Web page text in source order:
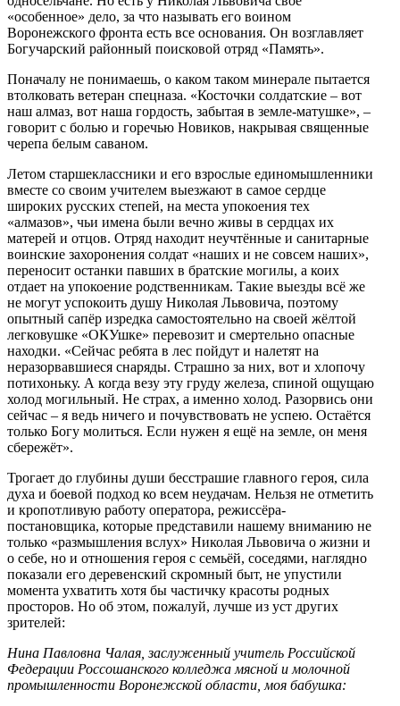
«особенное» дело, за что называть его воином
Воронежского фронта есть все основания. Он возглавляет
Богучарский районный поисковой отряд «Память».
Поначалу не понимаешь, о каком таком минерале пытается
втолковать ветеран спецназа. «Косточки солдатские – вот
наш алмаз, вот наша гордость, забытая в земле-матушке», –
говорит с болью и горечью Новиков, накрывая священные
черепа белым саваном.
Летом старшеклассники и его взрослые единомышленники
вместе со своим учителем выезжают в самое сердце
широких русских степей, на места упокоения тех
«алмазов», чьи имена были вечно живы в сердцах их
матерей и отцов. Отряд находит неучтённые и санитарные
воинские захоронения солдат «наших и не совсем наших»,
переносит останки павших в братские могилы, а коих
отдает на упокоение родственникам. Такие выезды всё же
не могут успокоить душу Николая Львовича, поэтому
опытный сапёр изредка самостоятельно на своей жёлтой
легковушке «ОКУшке» перевозит и смертельно опасные
находки. «Сейчас ребята в лес пойдут и налетят на
неразорвавшиеся снаряды. Страшно за них, вот и хлопочу
потихоньку. А когда везу эту груду железа, спиной ощущаю
холод могильный. Не страх, а именно холод. Разорвись они
сейчас – я ведь ничего и почувствовать не успею. Остаётся
только Богу молиться. Если нужен я ещё на земле, он меня
сбережёт».
Трогает до глубины души бесстрашие главного героя, сила
духа и боевой подход ко всем неудачам. Нельзя не отметить
и кропотливую работу оператора, режиссёра-
постановщика, которые представили нашему вниманию не
только «размышления вслух» Николая Львовича о жизни и
о себе, но и отношения героя с семьёй, соседями, наглядно
показали его деревенский скромный быт, не упустили
момента ухватить хотя бы частичку красоты родных
просторов. Но об этом, пожалуй, лучше из уст других
зрителей:
Нина Павловна Чалая, заслуженный учитель Российской
Федерации Россошанского колледжа мясной и молочной
промышленности Воронежской области, моя бабушка: